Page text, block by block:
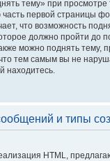
тему» при
первой страницы
что возможность
должно пройти до
можно поднять тему,
тем самым вы не
находитесь.
и типы
HTML,